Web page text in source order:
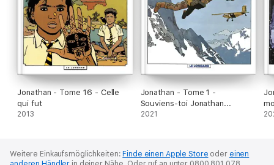
Jonathan - Tome 16 - Celle
qui fut
2013
Jonathan - Tome 1 -
Souviens-toi Jonathan...
2021
Weitere Einkaufsmöglichkeiten:Finde einen Apple Store oder einen